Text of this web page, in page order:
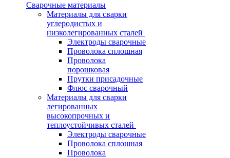
Сварочные материалы
Материалы для сварки
углеродистых и
низколегированных сталей
Электроды сварочные
Проволока сплошная
Проволока
порошковая
Прутки присадочные
Флюс сварочный
Материалы для сварки
легированных
высокопрочных и
теплоустойчивых сталей
Электроды сварочные
Проволока сплошная
Проволока